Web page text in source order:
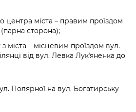
адміністрація
Київ Цифровий
стану
центра міста – правим проїздом
сторона);
міста – місцевим проїздом вул.
від вул. Левка Лукʼяненка до
Полярної на вул. Богатирську